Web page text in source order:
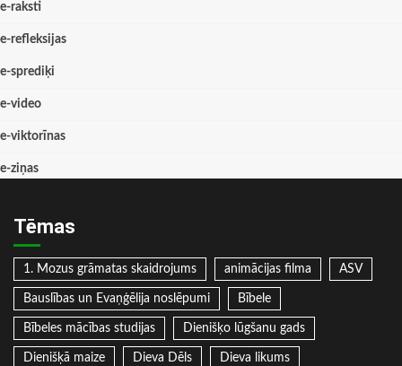
e-raksti
e-refleksijas
e-sprediķi
e-video
e-viktorīnas
e-ziņas
Tēmas
1. Mozus grāmatas skaidrojums animācijas filma ASV
Bauslības un Evaņģēlija noslēpumi Bībele
Bībeles mācības studijas Dienišķo lūgšanu gads
Dienišķā maize Dieva Dēls Dieva likums